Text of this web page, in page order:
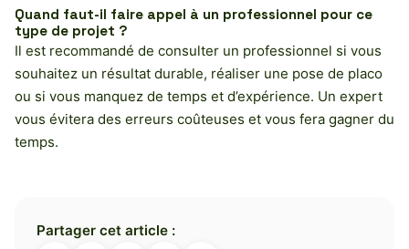
Quand faut-il faire appel à un professionnel pour ce
type de projet ?
Il est recommandé de consulter un professionnel si vous
souhaitez un résultat durable, réaliser une pose de placo
ou si vous manquez de temps et d’expérience. Un expert
vous évitera des erreurs coûteuses et vous fera gagner du
temps.
Partager cet article :